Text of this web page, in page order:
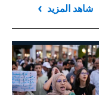
شاهد المزيد